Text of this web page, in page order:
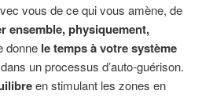
vous de ce qui vous amène, de
ensemble, physiquement,
donne le temps à votre système
un processus d’auto-guérison.
en stimulant les zones en